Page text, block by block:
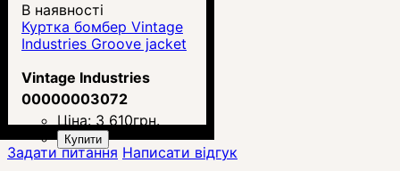
В наявності
Куртка бомбер Vintage
Industries Groove jacket
Vintage Industries
00000003072
Ціна:3 610грн.
Купити
Задати питання Написати відгук